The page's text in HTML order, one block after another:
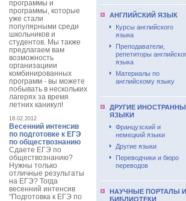
АНГЛИЙСКИЙ ЯЗЫК
Курсы английского
языка
Преподаватели,
репетиторы
языка
Материалы по
английскому языку
ДРУГИЕ
ЯЗЫКИ
Французский и
немецкий языки
Другие языки
Переводчики и бюро
переводов
НАУЧНЫЕ ПОРТАЛЫ И
БИБЛИОТЕКИ
программы и
программы, которые
уже стали
популярными среди
школьников и
студентов. Мы также
предлагаем вам
возможность
организациии
комбинированных
программ - вы можете
побывать в нескольких
лагерях за время
летних каникул!
18.02.2012
Весенний интенсив
по подготовке к ЕГЭ
по обществознанию
Сдаете ЕГЭ по
обществознанию?
Нужны только
отличные результаты
на ЕГЭ? Тогда
весенний интенсив
"Подготовка к ЕГЭ по